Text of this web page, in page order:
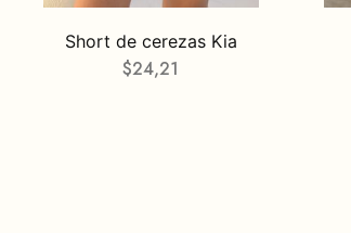
Short de cerezas Kia
$24,21